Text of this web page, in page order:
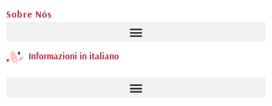
Sobre Nós
Informazioni in italiano